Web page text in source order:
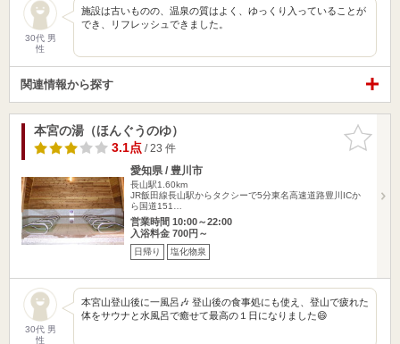
30代 男
性
施設は古いものの、温泉の質はよく、ゆっくり入っていることが
でき、リフレッシュできました。
関連情報から探す
お気に入
りに追加
本宮の湯（ほんぐうのゆ）
3.1点/ 23 件
愛知県 / 豊川市
長山駅1.60km
JR飯田線長山駅からタクシーで5分東名高速道路豊川ICか
ら国道151…
営業時間 10:00～22:00
入浴料金 700円～
日帰り 塩化物泉
30代 男
性
本宮山登山後に一風呂🎶 登山後の食事処にも使え、登山で疲れた
体をサウナと水風呂で癒せて最高の１日になりました😄